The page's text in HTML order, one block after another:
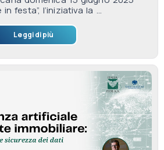
in festa”, l’iniziativa la ...
Leggi di più